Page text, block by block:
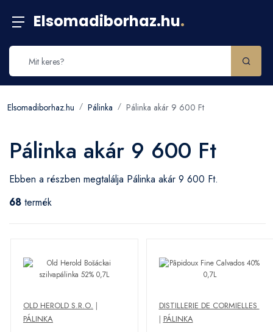
Elsomadiborhaz.hu.
Elsomadiborhaz.hu Pálinka Pálinka akár 9 600 Ft
Pálinka akár 9 600 Ft
Ebben a részben megtalálja Pálinka akár 9 600 Ft.
68 termék
OLD HEROLD S.R.O. |
PÁLINKA
DISTILLERIE DE CORMIELLES
| PÁLINKA